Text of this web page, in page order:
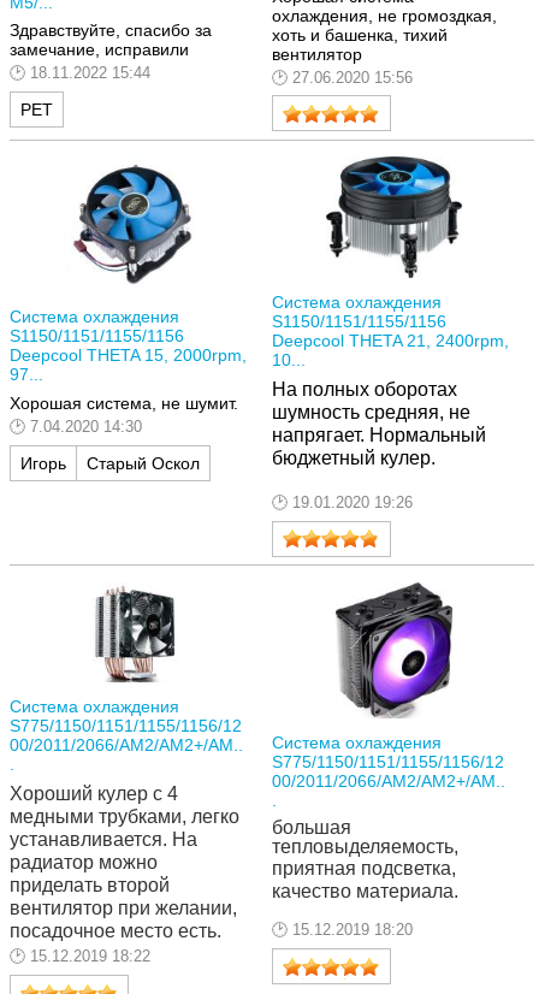
Здравствуйте, спасибо за
замечание, исправили
18.11.2022 15:44
РЕТ
охлаждения, не громоздкая,
хоть и башенка, тихий
вентилятор
27.06.2020 15:56
Система охлаждения
S1150/1151/1155/1156
Deepcool THETA 15, 2000rpm,
97...
Хорошая система, не шумит.
7.04.2020 14:30
Игорь Старый Оскол
Система охлаждения
S1150/1151/1155/1156
Deepcool THETA 21, 2400rpm,
10...
На полных оборотах
шумность средняя, не
напрягает. Нормальный
бюджетный кулер.
19.01.2020 19:26
Система охлаждения
S775/1150/1151/1155/1156/12
00/2011/2066/AM2/AM2+/AM..
Хороший кулер с 4
медными трубками, легко
устанавливается. На
радиатор можно
приделать второй
вентилятор при желании,
посадочное место есть.
15.12.2019 18:22
Система охлаждения
S775/1150/1151/1155/1156/12
00/2011/2066/AM2/AM2+/AM..
большая
качество материала.
15.12.2019 18:20